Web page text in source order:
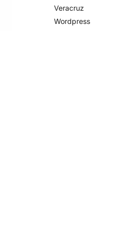
Veracruz
Wordpress